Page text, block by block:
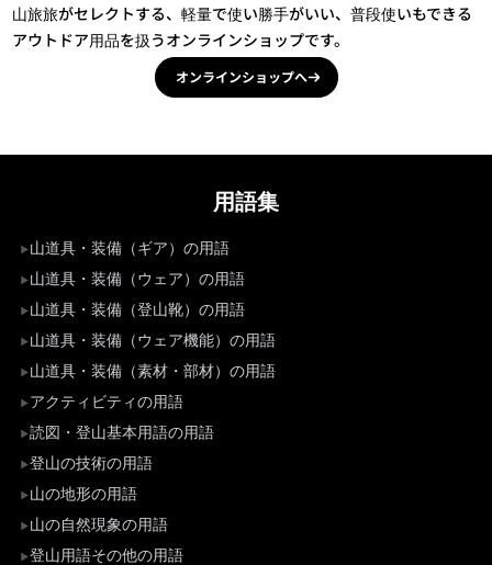
山旅旅がセレクトする、軽量で使い勝手がいい、普段使いもできる
アウトドア用品を扱うオンラインショップです。
オンラインショップへ
用語集
山道具・装備（ギア）の用語
山道具・装備（ウェア）の用語
山道具・装備（登山靴）の用語
山道具・装備（ウェア機能）の用語
山道具・装備（素材・部材）の用語
アクティビティの用語
読図・登山基本用語の用語
登山の技術の用語
山の地形の用語
山の自然現象の用語
登山用語その他の用語